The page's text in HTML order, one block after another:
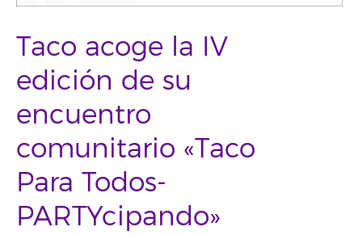
Taco acoge la IV
edición de su
encuentro
comunitario «Taco
Para Todos-
PARTYcipando»